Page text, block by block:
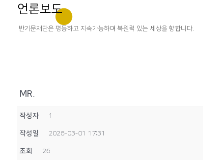
언론보도
반기문재단은 평등하고 지속가능하며 복원력 있는 세상을 향합니다.
MR.
작성자 1
작성일 2026-03-01 17:31
조회 26